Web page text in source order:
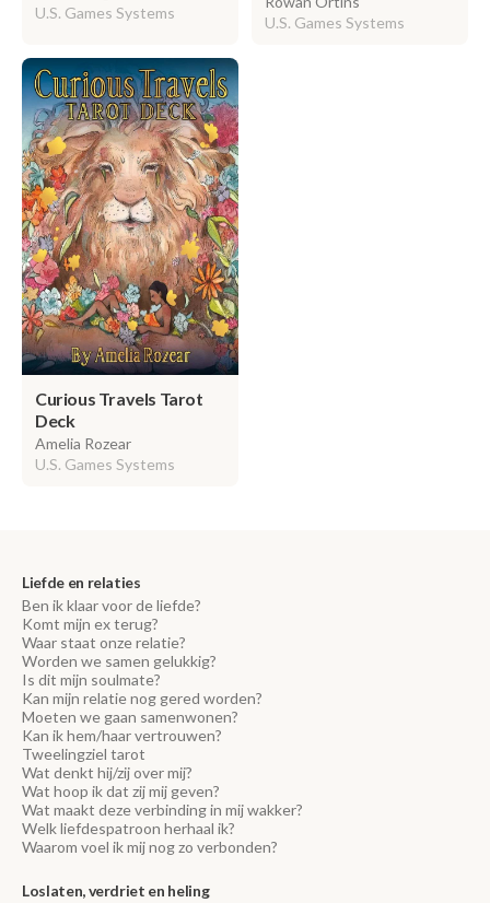
U.S. Games Systems
U.S. Games Systems
Curious Travels Tarot
Deck
Amelia Rozear
U.S. Games Systems
Liefde en relaties
Ben ik klaar voor de liefde?
Komt mijn ex terug?
Waar staat onze relatie?
Worden we samen gelukkig?
Is dit mijn soulmate?
Kan mijn relatie nog gered worden?
Moeten we gaan samenwonen?
Kan ik hem/haar vertrouwen?
Tweelingziel tarot
Wat denkt hij/zij over mij?
Wat hoop ik dat zij mij geven?
Wat maakt deze verbinding in mij wakker?
Welk liefdespatroon herhaal ik?
Waarom voel ik mij nog zo verbonden?
Loslaten, verdriet en heling